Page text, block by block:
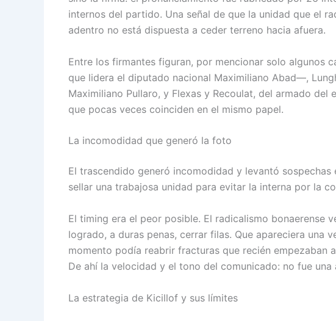
internos del partido. Una señal de que la unidad que el
adentro no está dispuesta a ceder terreno hacia afuera.
Entre los firmantes figuran, por mencionar solo algunos
que lidera el diputado nacional Maximiliano Abad—,
Maximiliano Pullaro, y Flexas y Recoulat, del armado del
que pocas veces coinciden en el mismo papel.
La incomodidad que generó la foto
El trascendido generó incomodidad y levantó
sellar una trabajosa unidad para evitar la interna por la
El timing era el peor posible. El radicalismo bonaerense
logrado, a duras penas, cerrar filas. Que apareciera una
momento podía reabrir fracturas que recién empezaban
De ahí la velocidad y el tono del comunicado: no fue
La estrategia de Kicillof y sus límites